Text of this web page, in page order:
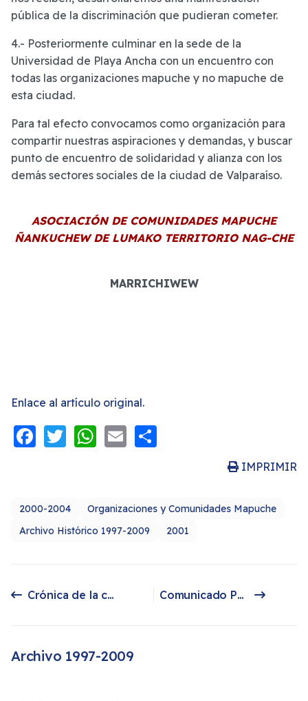
pública de la discriminación que pudieran cometer.
4.- Posteriormente culminar en la sede de la
Universidad de Playa Ancha con un encuentro con
todas las organizaciones mapuche y no mapuche de
esta ciudad.
Para tal efecto convocamos como organización para
compartir nuestras aspiraciones y demandas, y buscar
punto de encuentro de solidaridad y alianza con los
demás sectores sociales de la ciudad de Valparaíso.
ASOCIACIÓN DE COMUNIDADES MAPUCHE
ÑANKUCHEW DE LUMAKO TERRITORIO NAG-CHE
MARRICHIWEW
Enlace al artículo original.
Facebook
Twitter
WhatsApp
Email
IMPRIMIR
2000-2004
Organizaciones y Comunidades Mapuche
Archivo Histórico 1997-2009
2001
Crónica de la contaminación de las petroleras al wajmapu (territorio mapuche)
Artículo siguiente: Comunicado Público: El 17 y 18 de noviembre de 2001 se realizará el Censo Nacional de Población, Hogares y Vivienda en la Argentina.
Comunicado Público: El 17 y 18 de noviembre de 2001 se realizará el Censo Nacional de Población, Hogares y Vivienda en la Argentina.
Archivo 1997-2009